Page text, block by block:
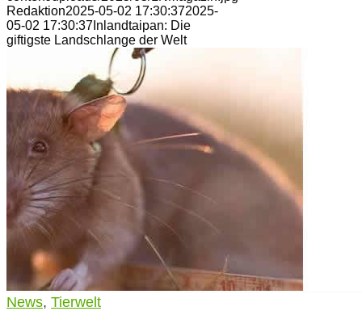
Redaktion2025-05-02 17:30:372025-
05-02 17:30:37 Inlandtaipan: Die
giftigste Landschlange der Welt
News, Tierwelt